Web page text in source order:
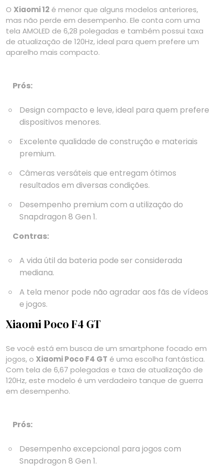
O Xiaomi 12 é menor que alguns modelos anteriores,
mas não perde em desempenho. Ele conta com uma
tela AMOLED de 6,28 polegadas e também possui taxa
de atualização de 120Hz, ideal para quem prefere um
aparelho mais compacto.
Prós:
Design compacto e leve, ideal para quem prefere
dispositivos menores.
Excelente qualidade de construção e materiais
premium.
Câmeras versáteis que entregam ótimos
resultados em diversas condições.
Desempenho premium com a utilização do
Snapdragon 8 Gen 1.
Contras:
A vida útil da bateria pode ser considerada
mediana.
A tela menor pode não agradar aos fãs de vídeos
e jogos.
Xiaomi Poco F4 GT
Se você está em busca de um smartphone focado em
jogos, o Xiaomi Poco F4 GT é uma escolha fantástica.
Com tela de 6,67 polegadas e taxa de atualização de
120Hz, este modelo é um verdadeiro tanque de guerra
em desempenho.
Prós:
Desempenho excepcional para jogos com
Snapdragon 8 Gen 1.